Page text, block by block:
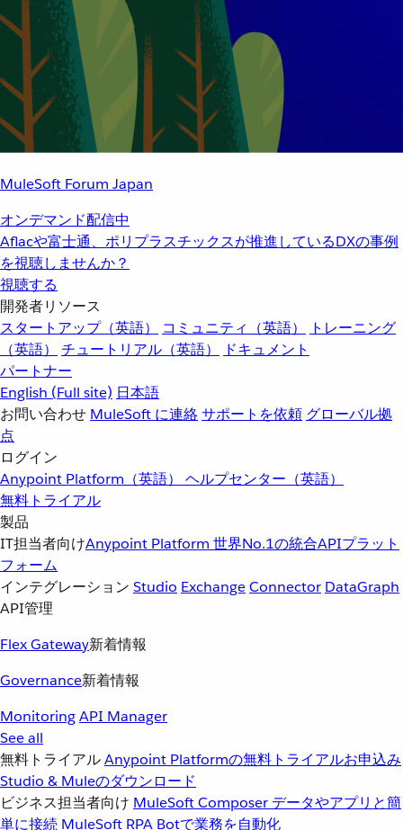
MuleSoft Forum Japan
オンデマンド配信中
Aflacや富士通、ポリプラスチックスが推進しているDXの事例
を視聴しませんか？
視聴する
開発者リソース
スタートアップ（英語）
コミュニティ（英語）
トレーニング
（英語）
チュートリアル（英語）
ドキュメント
パートナー
English (Full site) 日本語
お問い合わせ MuleSoft に連絡サポートを依頼 グローバル拠
点
ログイン
Anypoint Platform（英語） ヘルプセンター（英語）
無料トライアル
製品
IT担当者向けAnypoint Platform 世界No.1の統合APIプラット
フォーム
インテグレーション Studio ExchangeConnector DataGraph
API管理
Flex Gateway新着情報
Governance新着情報
MonitoringAPI Manager
See all
無料トライアルAnypoint Platformの無料トライアルお申込み
Studio & Muleのダウンロード
ビジネス担当者向け MuleSoft Composer データやアプリと簡
単に接続 MuleSoft RPA Botで業務を自動化